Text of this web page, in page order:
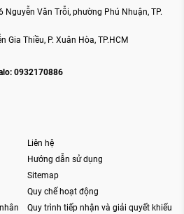
Nguyễn Văn Trỗi, phường Phú Nhuận, TP.
Thiều, P. Xuân Hòa, TP.HCM
0932170886
Liên hệ
Hướng dẫn sử dụng
Sitemap
Quy chế hoạt động
Quy trình tiếp nhận và giải quyết khiếu